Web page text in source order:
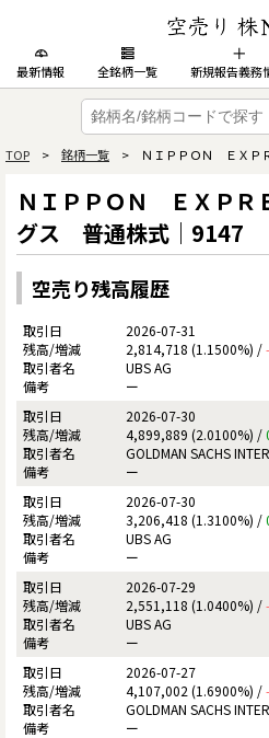
最新情報 全銘柄一覧 新規報告義務
TOP > 銘柄一覧 > ＮＩＰＰＯＮ ＥＸＰ
ＮＩＰＰＯＮ ＥＸＰＲ
グス 普通株式｜9147
空売り残高履歴
2026-07-31
2,814,718 (1.1500%) /
UBS AG
ー
2026-07-30
4,899,889 (2.0100%) /
GOLDMAN SACHS
ー
2026-07-30
3,206,418 (1.3100%) /
UBS AG
ー
2026-07-29
2,551,118 (1.0400%) /
UBS AG
ー
2026-07-27
4,107,002 (1.6900%) /
GOLDMAN SACHS
ー